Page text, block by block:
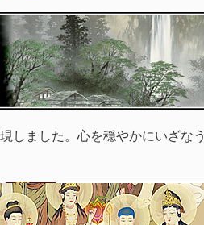
しました。心を穏やかにいざなう